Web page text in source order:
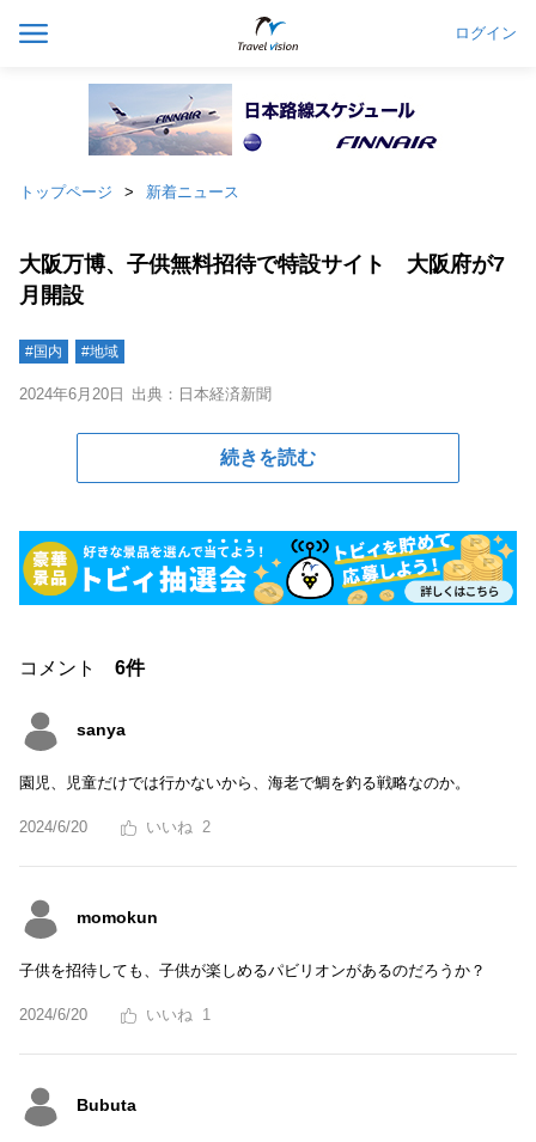
ログイン
トップページ 新着ニュース
大阪万博、子供無料招待で特設サイト 大阪府が7
月開設
#国内 #地域
2024年6月20日 出典：日本経済新聞
続きを読む
コメント 6件
sanya
園児、児童だけでは行かないから、海老で鯛を釣る戦略なのか。
2024/6/20 2
momokun
子供を招待しても、子供が楽しめるパビリオンがあるのだろうか？
2024/6/20 1
Bubuta